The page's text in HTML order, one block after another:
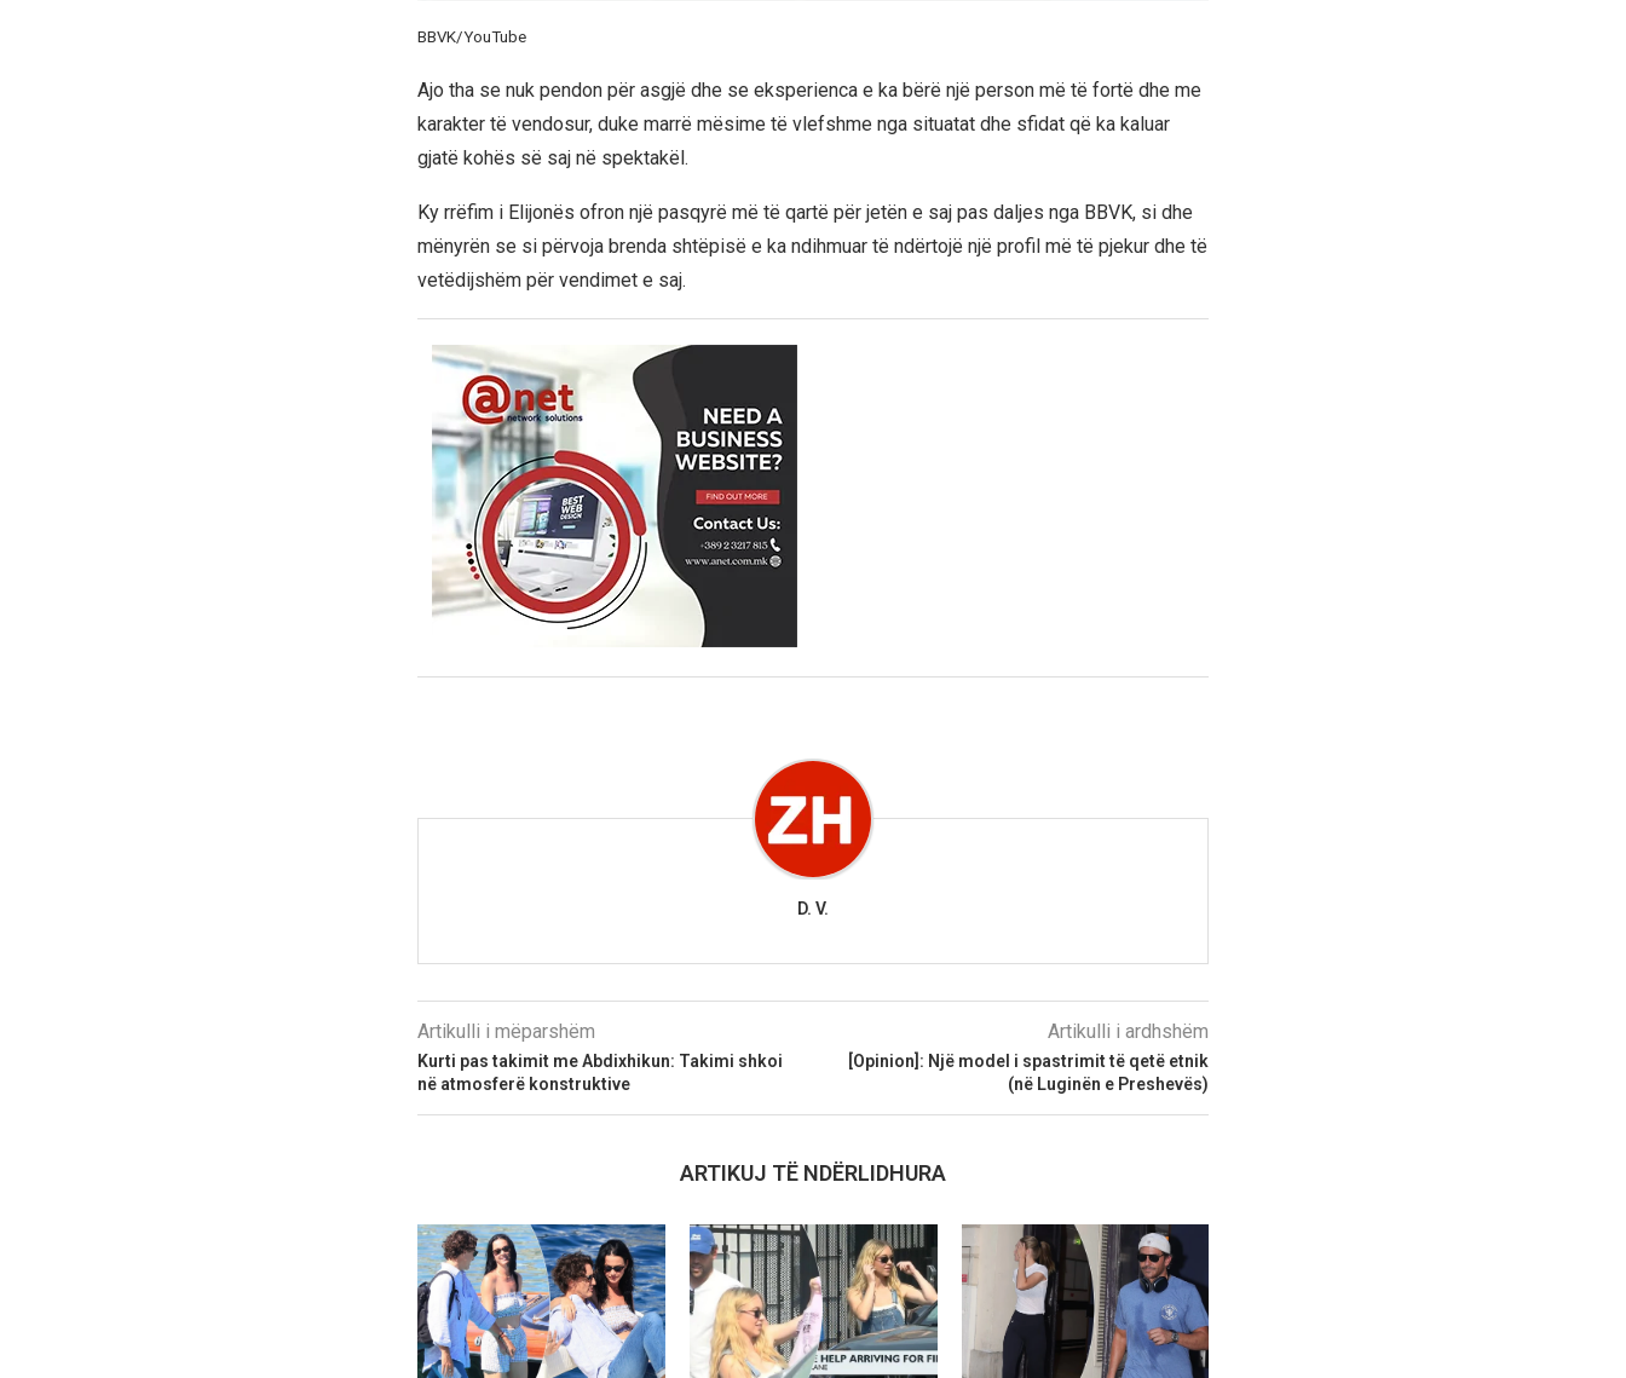
BBVK/YouTube
Ajo tha se nuk pendon për asgjë dhe se eksperienca e ka bërë një person më të fortë dhe me
karakter të vendosur, duke marrë mësime të vlefshme nga situatat dhe sfidat që ka kaluar
gjatë kohës së saj në spektakël.
Ky rrëfim i Elijonës ofron një pasqyrë më të qartë për jetën e saj pas daljes nga BBVK, si dhe
mënyrën se si përvoja brenda shtëpisë e ka ndihmuar të ndërtojë një profil më të pjekur dhe të
vetëdijshëm për vendimet e saj.
D. V.
Artikulli i mëparshëm
Kurti pas takimit me Abdixhikun: Takimi shkoi
në atmosferë konstruktive
Artikulli i ardhshëm
[Opinion]: Një model i spastrimit të qetë etnik
(në Luginën e Preshevës)
ARTIKUJ TË NDËRLIDHURA